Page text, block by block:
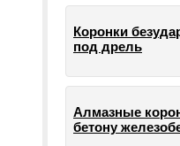
Коронки
под дрель
Алмазные
бетону